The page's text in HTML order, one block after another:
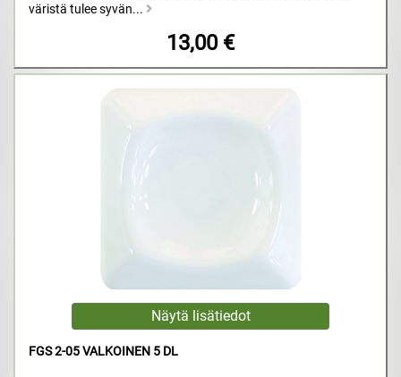
väristä tulee syvän...
13,00 €
FGS 2-05 VALKOINEN 5 DL